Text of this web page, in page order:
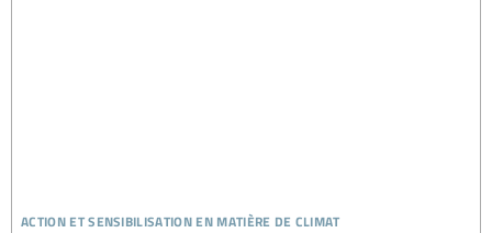
action et sensibilisation en matière de climat